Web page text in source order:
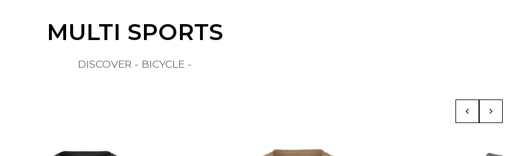
MULTI SPORTS
DISCOVER - BICYCLE -